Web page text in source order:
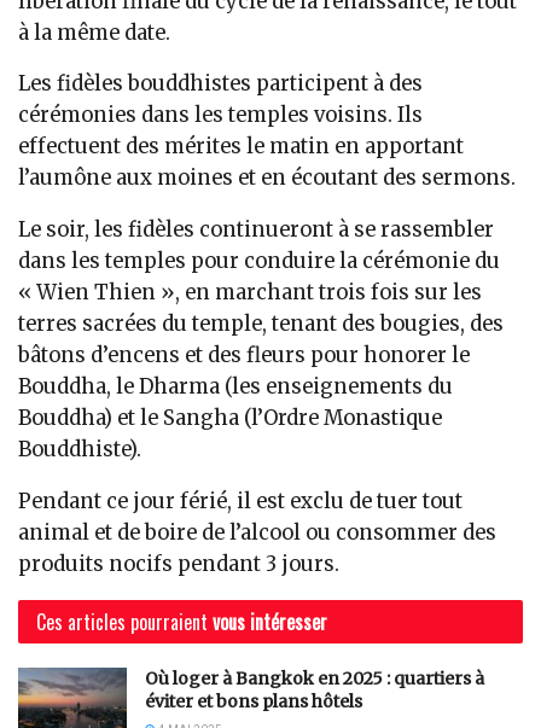
à la même date.
Les fidèles bouddhistes participent à des
cérémonies dans les temples voisins. Ils
effectuent des mérites le matin en apportant
l’aumône aux moines et en écoutant des sermons.
Le soir, les fidèles continueront à se rassembler
dans les temples pour conduire la cérémonie du
« Wien Thien », en marchant trois fois sur les
terres sacrées du temple, tenant des bougies, des
bâtons d’encens et des fleurs pour honorer le
Bouddha, le Dharma (les enseignements du
Bouddha) et le Sangha (l’Ordre Monastique
Bouddhiste).
Pendant ce jour férié, il est exclu de tuer tout
animal et de boire de l’alcool ou consommer des
produits nocifs pendant 3 jours.
Ces articles pourraient vous intéresser
Où loger à Bangkok en 2025 : quartiers à
éviter et bons plans hôtels